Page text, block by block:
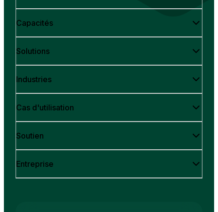
Capacités
Solutions
Industries
Cas d'utilisation
Soutien
Entreprise